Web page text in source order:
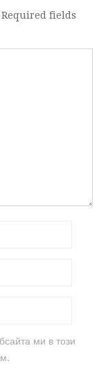
fields
ми в този